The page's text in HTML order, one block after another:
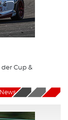
Cup &
News